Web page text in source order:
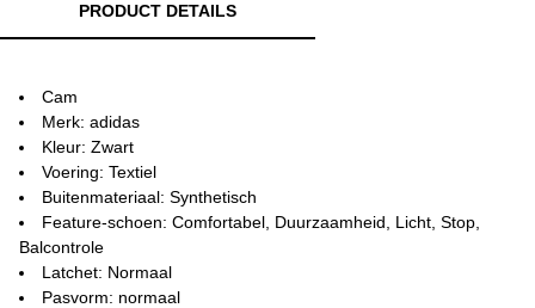
PRODUCT DETAILS
Cam
Merk: adidas
Kleur: Zwart
Voering: Textiel
Buitenmateriaal: Synthetisch
Feature-schoen: Comfortabel, Duurzaamheid, Licht, Stop,
Balcontrole
Latchet: Normaal
Pasvorm: normaal